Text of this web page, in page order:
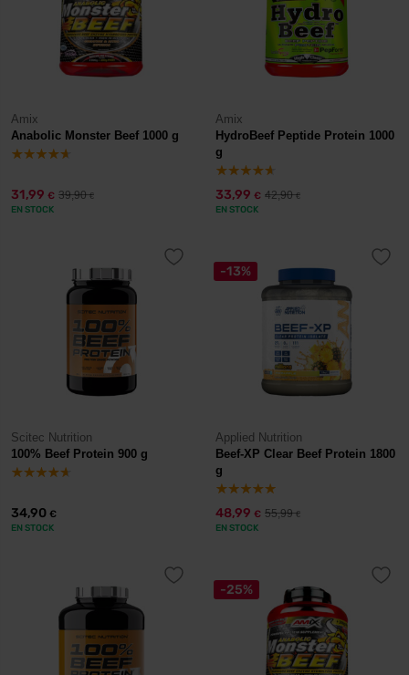
Amix
Anabolic Monster Beef 1000 g
31,99 € 39,90€
EN STOCK
Amix
HydroBeef Peptide Protein 1000
g
33,99 € 42,90€
EN STOCK
Scitec Nutrition
100% Beef Protein 900 g
34,90 €
EN STOCK
-13%
Applied Nutrition
Beef-XP Clear Beef Protein 1800
g
48,99 € 55,99€
EN STOCK
-25%